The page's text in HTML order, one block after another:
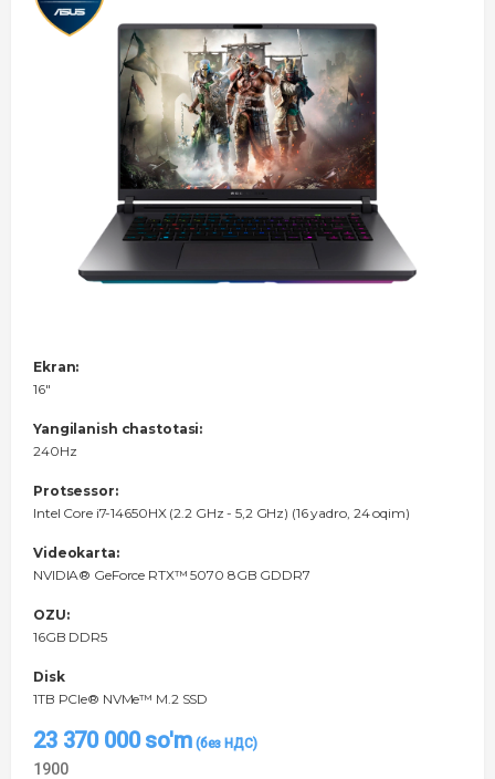
Ekran:
16"
Yangilanish chastotasi:
240Hz
Protsessor:
Intel Core i7-14650HX (2.2 GHz - 5,2 GHz) (16 yadro, 24 oqim)
Videokarta:
NVIDIA® GeForce RTX™ 5070 8GB GDDR7
OZU:
16GB DDR5
Disk
1TB PCIe® NVMe™ M.2 SSD
23 370 000so'm
1900